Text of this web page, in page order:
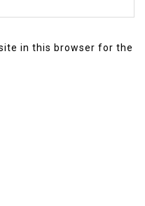
in this browser for the